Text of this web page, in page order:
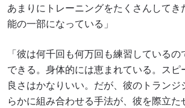
あまりにトレーニングをたくさんしてき
能の一部になっている」
「彼は何千回も何万回も練習している
できる。身体的には恵まれている。スピ
良さはかなりいい。だが、彼のトランジ
らかに組み合わせる手法が、彼を際立た